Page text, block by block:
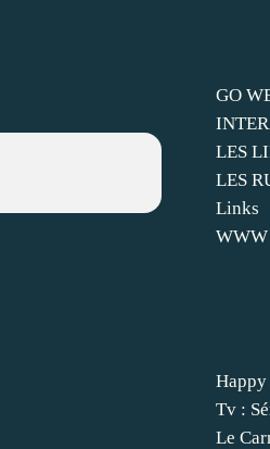
Tv :
Le
GO
LES
LES
Links